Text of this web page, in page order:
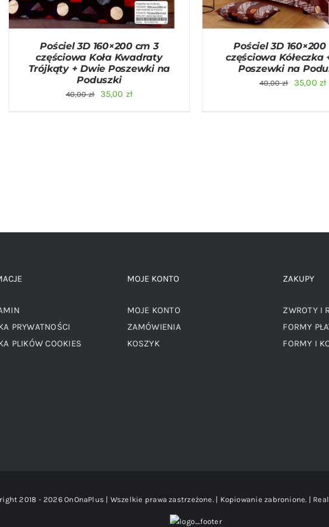
Pościel 3D 160×200 cm 3
częściowa Koła Kwadraty
Trójkąty + Dwie Poszewki na
Poduszki
40,00zł
Pierwotna
35,00 złAktualna
Pościel 3D 160×200
częściowa Kółeczka
Poszewki na
40,00zł
Pierwotna
35,00 zł
PRYWATNOŚCI
PLIKÓW COOKIES
MOJE KONTO
MOJE KONTO
ZAMÓWIENIA
KOSZYK
ZAKUPY
ZWROTY I
FORMY
FORMY I
2018 - 2026 OnOnaPlus | Wszelkie prawa zastrzeżone. | Kopiowanie zabronione. |